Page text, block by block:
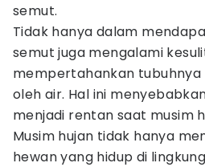
semut.
Tidak hanya dalam
semut juga mengalami
mempertahankan
oleh air. Hal ini
menjadi rentan saat musim
Musim hujan tidak hanya
hewan yang hidup di